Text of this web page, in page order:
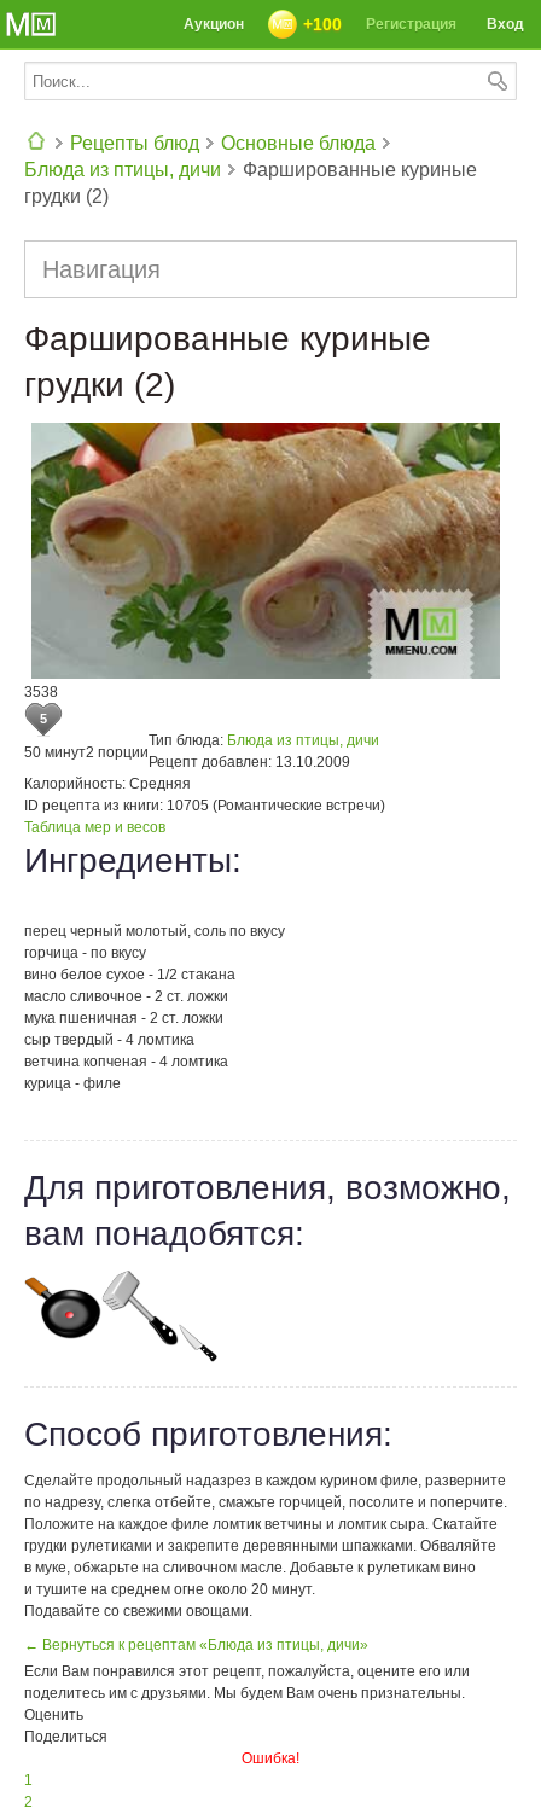
Вход
Регистрация
+100
Аукцион
Рецепты блюд
Основные блюда
Блюда из птицы, дичи
Фаршированные куриные
грудки (2)
Навигация
Фаршированные куриные
грудки (2)
3538
5
50 минут2 порции
Тип блюда: Блюда из птицы, дичи
Рецепт добавлен: 13.10.2009
Калорийность: Средняя
ID рецепта из книги: 10705 (Романтические встречи)
Таблица мер и весов
Ингредиенты:
перец черный молотый, соль по вкусу
горчица - по вкусу
вино белое сухое - 1/2 стакана
масло сливочное - 2 ст. ложки
мука пшеничная - 2 ст. ложки
сыр твердый - 4 ломтика
ветчина копченая - 4 ломтика
курица - филе
Для приготовления, возможно,
вам понадобятся:
Способ приготовления:
Сделайте продольный надазрез в каждом курином филе, разверните
по надрезу, слегка отбейте, смажьте горчицей, посолите и поперчите.
Положите на каждое филе ломтик ветчины и ломтик сыра. Скатайте
грудки рулетиками и закрепите деревянными шпажками. Обваляйте
в муке, обжарьте на сливочном масле. Добавьте к рулетикам вино
и тушите на среднем огне около 20 минут.
Подавайте со свежими овощами.
← Вернуться к рецептам «Блюда из птицы, дичи»
Если Вам понравился этот рецепт, пожалуйста, оцените его или
поделитесь им с друзьями. Мы будем Вам очень признательны.
Оценить
Поделиться
Ошибка!
1
2